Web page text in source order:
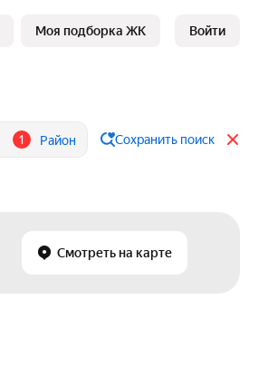
Моя подборка ЖК Войти
1 Район Сохранить поиск
Смотреть на карте